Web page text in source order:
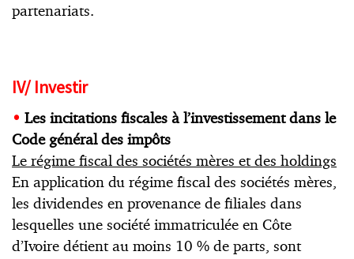
partenariats.
IV/ Investir
• Les incitations fiscales à l’investissement dans le
Code général des impôts
Le régime fiscal des sociétés mères et des holdings
En application du régime fiscal des sociétés mères,
les dividendes en provenance de filiales dans
lesquelles une société immatriculée en Côte
d’Ivoire détient au moins 10 % de parts, sont